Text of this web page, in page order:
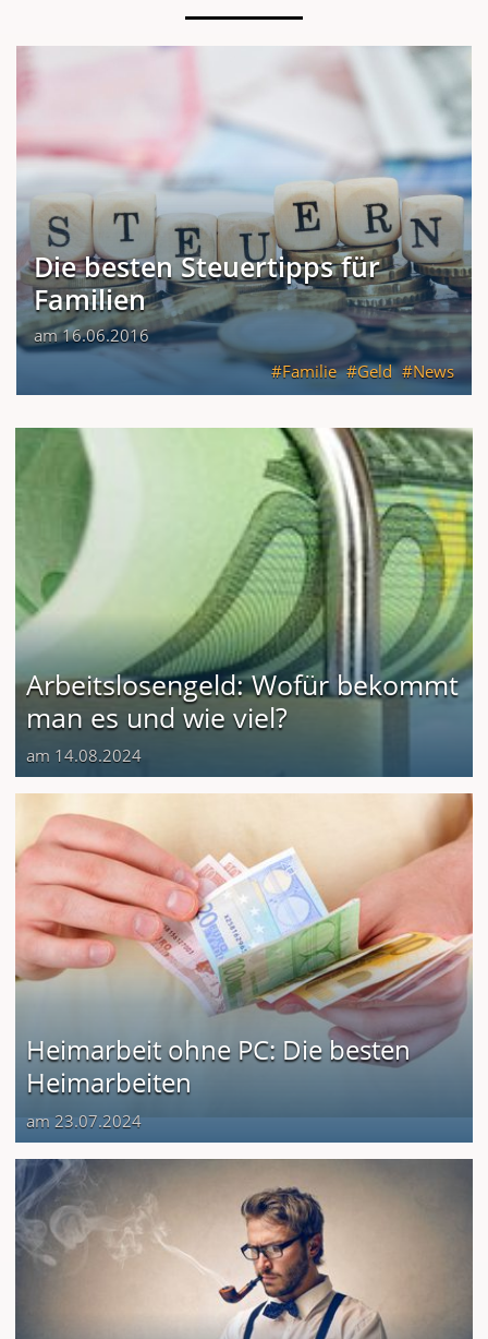
Die besten Steuertipps für
Familien
am 16.06.2016
Familie
Geld News
Arbeitslosengeld: Wofür bekommt
man es und wie viel?
am 14.08.2024
Heimarbeit ohne PC: Die besten
Heimarbeiten
am 23.07.2024